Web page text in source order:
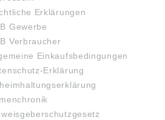
Erklärungen
Gewerbe
Verbraucher
Einkaufsbedingungen
Erklärung